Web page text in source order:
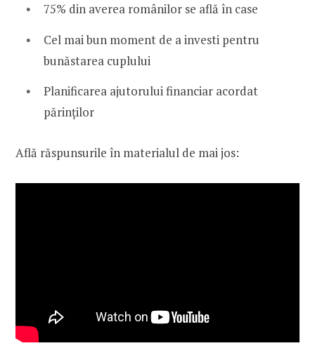
75% din averea românilor se află în case
Cel mai bun moment de a investi pentru
bunăstarea cuplului
Planificarea ajutorului financiar acordat
părinților
Află răspunsurile în materialul de mai jos: